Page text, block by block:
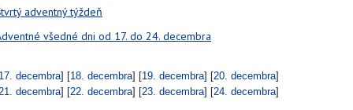
adventný týždeň
všedné dni od 17. do 24. decembra
17. decembra] [18. decembra] [19. decembra] [20. decembra]
decembra] [22. decembra] [23. decembra] [24. decembra]